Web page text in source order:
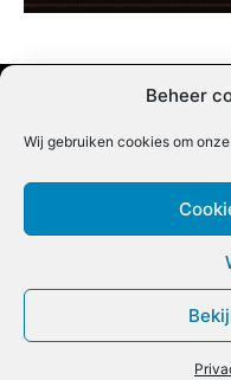
Beheer
Wij gebruiken cookies om
Nieuwsbrief